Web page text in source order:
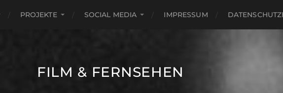
PROJEKTE SOCIAL MEDIA IMPRESSUM
FILM & FERNSEHEN